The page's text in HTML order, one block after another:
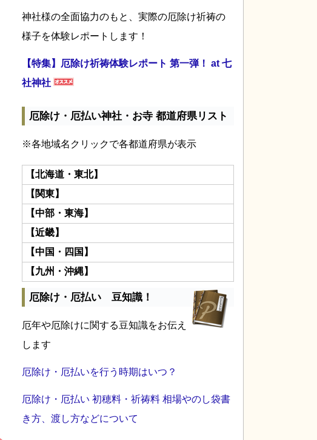
神社様の全面協力のもと、実際の厄除け祈祷の
様子を体験レポートします！
【特集】厄除け祈祷体験レポート 第一弾！ at 七
社神社
厄除け・厄払い神社・お寺 都道府県リスト
※各地域名クリックで各都道府県が表示
【北海道・東北】
【関東】
【中部・東海】
【近畿】
【中国・四国】
【九州・沖縄】
厄除け・厄払い 豆知識！
厄年や厄除けに関する豆知識をお伝え
します
厄除け・厄払いを行う時期はいつ？
厄除け・厄払い 初穂料・祈祷料 相場やのし袋書
き方、渡し方などについて